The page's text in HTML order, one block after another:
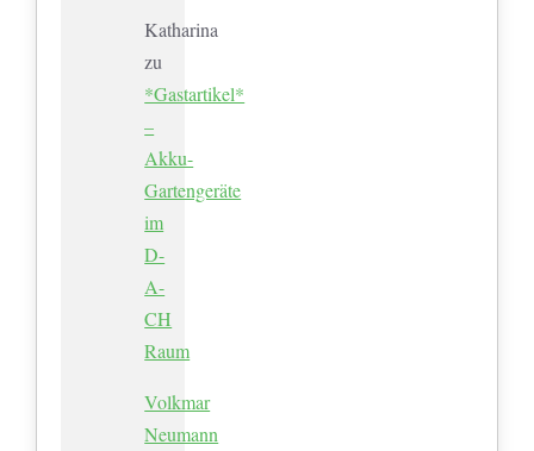
Katharina
zu
*Gastartikel*
–
Akku-
Gartengeräte
im
D-
A-
CH
Raum
Volkmar
Neumann